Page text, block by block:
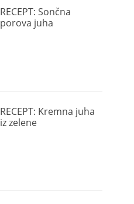
RECEPT: Sončna
porova juha
RECEPT: Kremna juha
iz zelene